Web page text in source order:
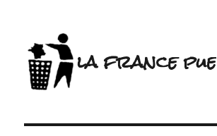
la france pue